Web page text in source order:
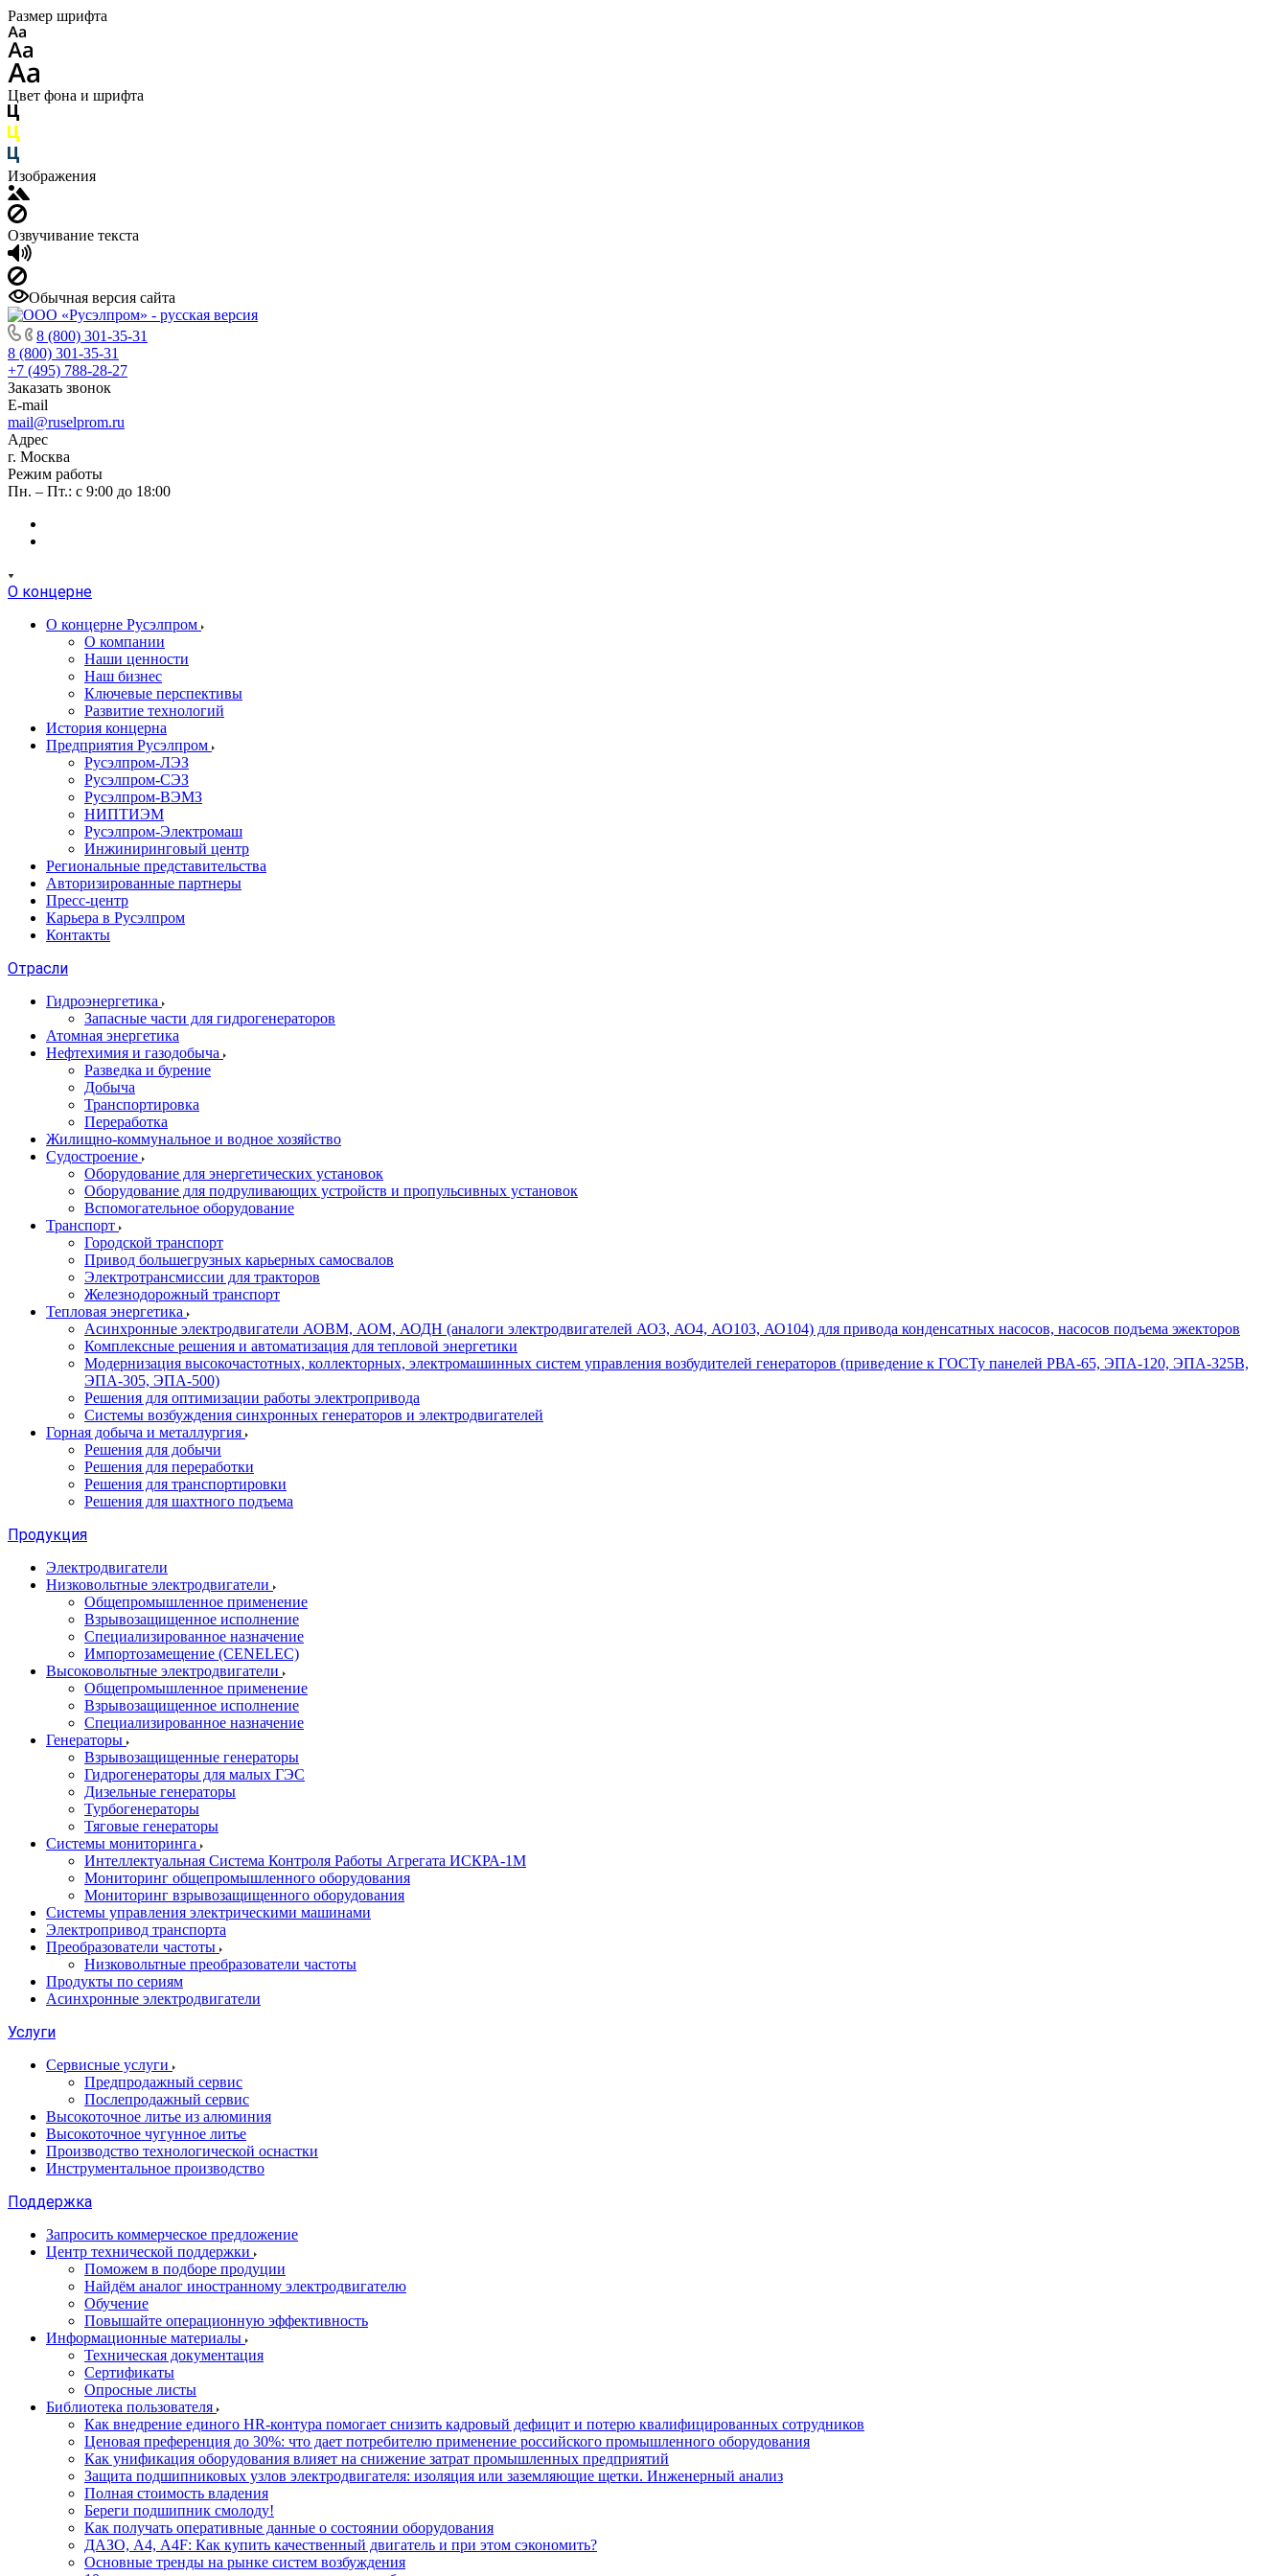
Размер шрифта
Цвет фона и шрифта
Изображения
Озвучивание текста
Обычная версия сайта
8 (800) 301-35-31
8 (800) 301-35-31
+7 (495) 788-28-27
Заказать звонок
E-mail
mail@ruselprom.ru
Адрес
г. Москва
Режим работы
Пн. – Пт.: с 9:00 до 18:00
О концерне
О концерне Русэлпром
О компании
Наши ценности
Наш бизнес
Ключевые перспективы
Развитие технологий
История концерна
Предприятия Русэлпром
Русэлпром-ЛЭЗ
Русэлпром-СЭЗ
Русэлпром-ВЭМЗ
НИПТИЭМ
Русэлпром-Электромаш
Инжиниринговый центр
Региональные представительства
Авторизированные партнеры
Пресс-центр
Карьера в Русэлпром
Контакты
Отрасли
Гидроэнергетика
Запасные части для гидрогенераторов
Атомная энергетика
Нефтехимия и газодобыча
Разведка и бурение
Добыча
Транспортировка
Переработка
Жилищно-коммунальное и водное хозяйство
Судостроение
Оборудование для энергетических установок
Оборудование для подруливающих устройств и пропульсивных установок
Вспомогательное оборудование
Транспорт
Городской транспорт
Привод большегрузных карьерных самосвалов
Электротрансмиссии для тракторов
Железнодорожный транспорт
Тепловая энергетика
Асинхронные электродвигатели АОВМ, АОМ, АОДН (аналоги электродвигателей АО3, АО4, АО103, АО104) для привода конденсатных насосов, насосов подъема эжекторов
Комплексные решения и автоматизация для тепловой энергетики
Модернизация высокочастотных, коллекторных, электромашинных систем управления возбудителей генераторов (приведение к ГОСТу панелей РВА-65, ЭПА-120, ЭПА-325В,
ЭПА-305, ЭПА-500)
Решения для оптимизации работы электропривода
Системы возбуждения синхронных генераторов и электродвигателей
Горная добыча и металлургия
Решения для добычи
Решения для переработки
Решения для транспортировки
Решения для шахтного подъема
Продукция
Электродвигатели
Низковольтные электродвигатели
Общепромышленное применение
Взрывозащищенное исполнение
Специализированное назначение
Импортозамещение (CENELEC)
Высоковольтные электродвигатели
Общепромышленное применение
Взрывозащищенное исполнение
Специализированное назначение
Генераторы
Взрывозащищенные генераторы
Гидрогенераторы для малых ГЭС
Дизельные генераторы
Турбогенераторы
Тяговые генераторы
Системы мониторинга
Интеллектуальная Система Контроля Работы Агрегата ИСКРА-1М
Мониторинг общепромышленного оборудования
Мониторинг взрывозащищенного оборудования
Системы управления электрическими машинами
Электропривод транспорта
Преобразователи частоты
Низковольтные преобразователи частоты
Продукты по сериям
Асинхронные электродвигатели
Услуги
Сервисные услуги
Предпродажный сервис
Послепродажный сервис
Высокоточное литье из алюминия
Высокоточное чугунное литье
Производство технологической оснастки
Инструментальное производство
Поддержка
Запросить коммерческое предложение
Центр технической поддержки
Поможем в подборе продуции
Найдём аналог иностранному электродвигателю
Обучение
Повышайте операционную эффективность
Информационные материалы
Техническая документация
Сертификаты
Опросные листы
Библиотека пользователя
Как внедрение единого HR-контура помогает снизить кадровый дефицит и потерю квалифицированных сотрудников
Ценовая преференция до 30%: что дает потребителю применение российского промышленного оборудования
Как унификация оборудования влияет на снижение затрат промышленных предприятий
Защита подшипниковых узлов электродвигателя: изоляция или заземляющие щетки. Инженерный анализ
Полная стоимость владения
Береги подшипник смолоду!
Как получать оперативные данные о состоянии оборудования
ДАЗО, А4, А4F: Как купить качественный двигатель и при этом сэкономить?
Основные тренды на рынке систем возбуждения